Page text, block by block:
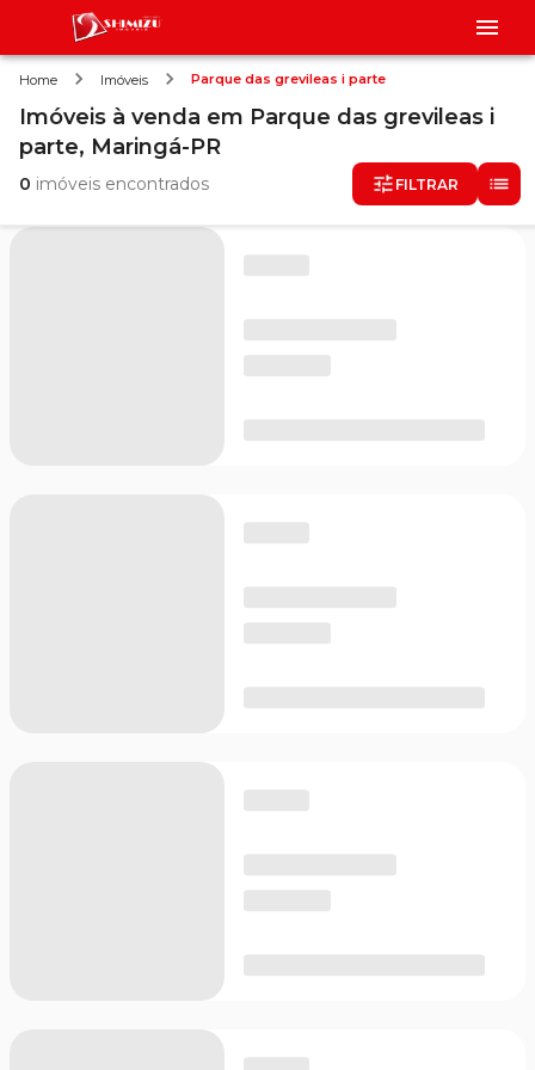
Home Imóveis Parque das grevileas i parte
Imóveis à venda em Parque das grevileas i
parte, Maringá-PR
0 imóveis encontrados FILTRAR